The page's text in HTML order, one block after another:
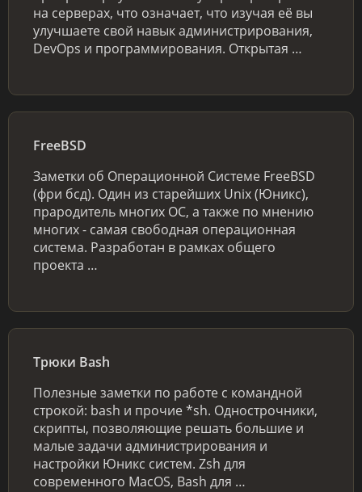
на серверах, что означает, что изучая её вы
улучшаете свой навык администрирования,
DevOps и программирования. Открытая …
FreeBSD
Заметки об Операционной Системе FreeBSD
(фри бсд). Один из старейших Unix (Юникс),
прародитель многих ОС, а также по мнению
многих - самая свободная операционная
система. Разработан в рамках общего
проекта …
Трюки Bash
Полезные заметки по работе с командной
строкой: bash и прочие *sh. Однострочники,
скрипты, позволяющие решать большие и
малые задачи администрирования и
настройки Юникс систем. Zsh для
современного MacOS, Bash для …